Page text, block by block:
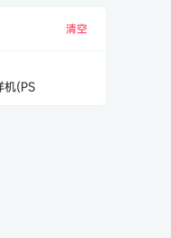
清空
机(PS